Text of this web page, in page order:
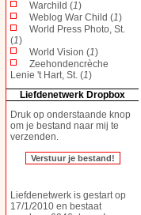
Warchild (1)
Weblog War Child (1)
World Press Photo, St.
(1)
World Vision (1)
Zeehondencrèche
Lenie 't Hart, St. (1)
Liefdenetwerk Dropbox
Druk op onderstaande knop
om je bestand naar mij te
verzenden.
Liefdenetwerk is gestart op
17/1/2010 en bestaat